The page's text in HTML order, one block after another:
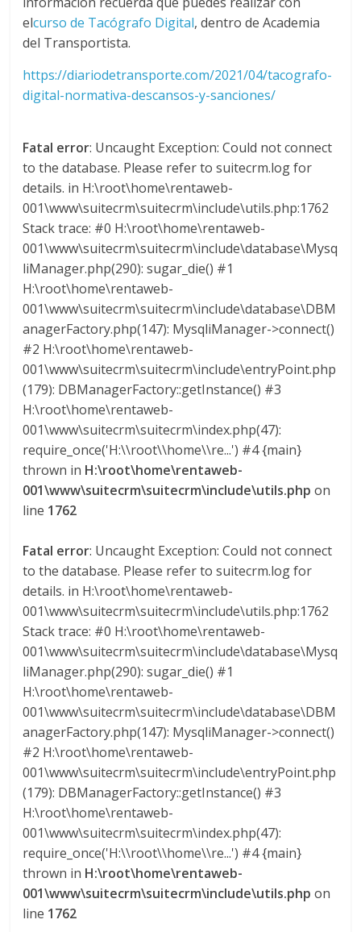
v
a
elcurso de Tacógrafo Digital, dentro de Academia
del Transportista.
https://diariodetransporte.com/2021/04/tacografo-
digital-normativa-descansos-y-sanciones/
Fatal error: Uncaught Exception: Could not connect
to the database. Please refer to suitecrm.log for
details. in H:\root\home\rentaweb-
001\www\suitecrm\suitecrm\include\utils.php:1762
Stack trace: #0 H:\root\home\rentaweb-
001\www\suitecrm\suitecrm\include\database\Mysq
liManager.php(290): sugar_die() #1
H:\root\home\rentaweb-
001\www\suitecrm\suitecrm\include\database\DBM
anagerFactory.php(147): MysqliManager->connect()
#2 H:\root\home\rentaweb-
001\www\suitecrm\suitecrm\include\entryPoint.php
(179): DBManagerFactory::getInstance() #3
H:\root\home\rentaweb-
001\www\suitecrm\suitecrm\index.php(47):
require_once('H:\\root\\home\\re...') #4 {main}
thrown in H:\root\home\rentaweb-
001\www\suitecrm\suitecrm\include\utils.php on
line 1762
Fatal error: Uncaught Exception: Could not connect
to the database. Please refer to suitecrm.log for
details. in H:\root\home\rentaweb-
001\www\suitecrm\suitecrm\include\utils.php:1762
Stack trace: #0 H:\root\home\rentaweb-
001\www\suitecrm\suitecrm\include\database\Mysq
liManager.php(290): sugar_die() #1
H:\root\home\rentaweb-
001\www\suitecrm\suitecrm\include\database\DBM
anagerFactory.php(147): MysqliManager->connect()
#2 H:\root\home\rentaweb-
001\www\suitecrm\suitecrm\include\entryPoint.php
(179): DBManagerFactory::getInstance() #3
H:\root\home\rentaweb-
001\www\suitecrm\suitecrm\index.php(47):
require_once('H:\\root\\home\\re...') #4 {main}
thrown in H:\root\home\rentaweb-
001\www\suitecrm\suitecrm\include\utils.php on
line 1762